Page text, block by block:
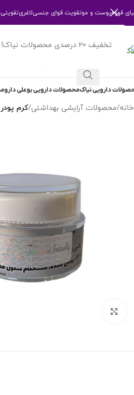
تخفیف 20 درصدی محصولات نیاک!
قهوهپوست و موتقویت قوای جنسیلاغریتقویتی
دارویی نیاکمحصولات دارویی بوعلی دارو
خانه/محصولات آرایشی بهداشتی/کرم